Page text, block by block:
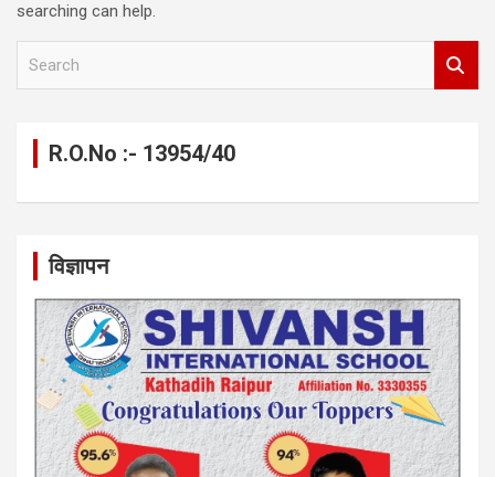
searching can help.
R.O.No :- 13954/40
विज्ञापन